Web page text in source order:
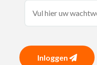
Inloggen